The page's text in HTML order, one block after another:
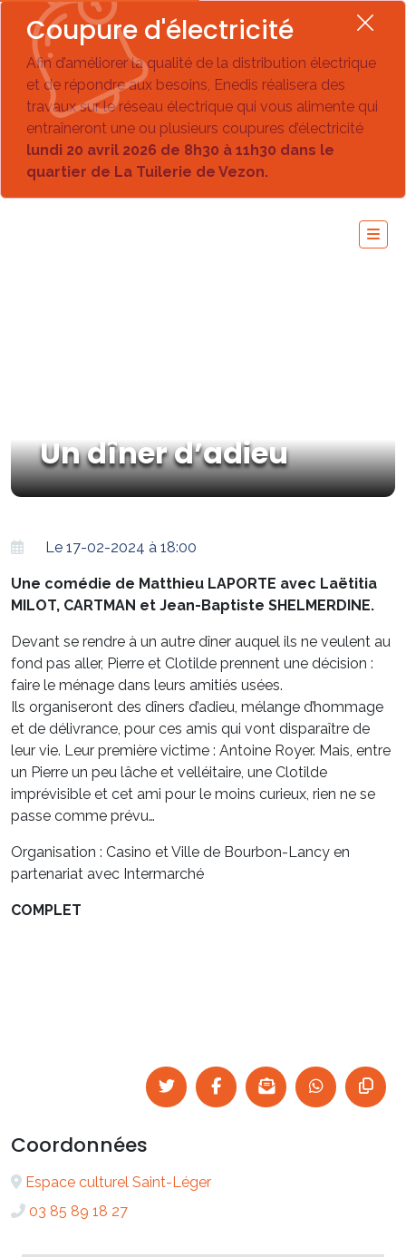
Coupure d'électricité
Afin d’améliorer la qualité de la distribution électrique
et de répondre aux besoins, Enedis réalisera des
travaux sur le réseau électrique qui vous alimente qui
entraîneront une ou plusieurs coupures d’électricité
lundi 20 avril 2026 de 8h30 à 11h30 dans le
quartier de La Tuilerie de Vezon.
Un dîner d’adieu
Le 17-02-2024 à 18:00
Une comédie de Matthieu LAPORTE avec Laëtitia
MILOT, CARTMAN et Jean-Baptiste SHELMERDINE.
Devant se rendre à un autre dîner auquel ils ne veulent au
fond pas aller, Pierre et Clotilde prennent une décision :
faire le ménage dans leurs amitiés usées.
Ils organiseront des dîners d’adieu, mélange d’hommage
et de délivrance, pour ces amis qui vont disparaître de
leur vie. Leur première victime : Antoine Royer. Mais, entre
un Pierre un peu lâche et velléitaire, une Clotilde
imprévisible et cet ami pour le moins curieux, rien ne se
passe comme prévu…
Organisation : Casino et Ville de Bourbon-Lancy en
partenariat avec Intermarché
COMPLET
Coordonnées
Espace culturel Saint-Léger
03 85 89 18 27